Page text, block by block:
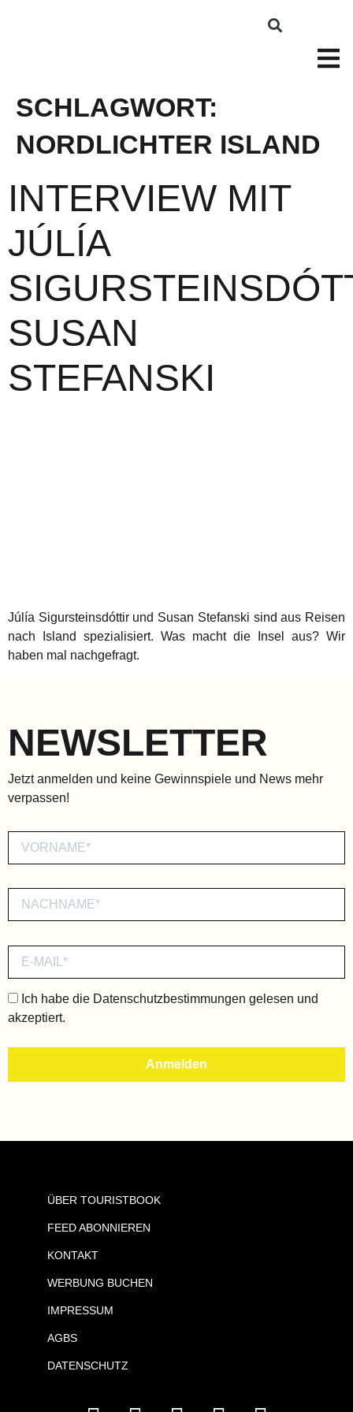
SCHLAGWORT:
NORDLICHTER ISLAND
INTERVIEW MIT
JÚLÍA
SUSAN
STEFANSKI
Júlía Sigursteinsdóttir und Susan Stefanski sind aus Reisen
nach Island spezialisiert. Was macht die Insel aus? Wir
haben mal nachgefragt.
NEWSLETTER
Jetzt anmelden und keine Gewinnspiele und News mehr
verpassen!
Ich habe die Datenschutzbestimmungen gelesen und
akzeptiert.
ÜBER TOURISTBOOK
FEED ABONNIEREN
KONTAKT
WERBUNG BUCHEN
IMPRESSUM
AGBS
DATENSCHUTZ